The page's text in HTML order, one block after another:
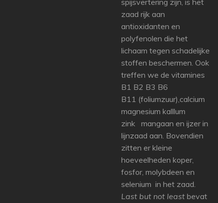
spijsvertering zijn, is het
zaad rijk aan
antioxidanten en
polyfenolen die het
lichaam tegen schadelijke
stoffen beschermen. Ook
treffen we de vitamines
B1 B2 B3 B6
B11 (foliumzuur),calcium
magnesium kalllum
zink mangaan en ijzer in
lijnzaad aan. Bovendien
zitten er kleine
hoeveelheden koper,
fosfor, molybdeen en
selenium in het zaad.
Last but not least bevat